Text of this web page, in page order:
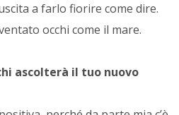
a farlo fiorire come dire.
occhi come il mare.
ascolterà il tuo nuovo